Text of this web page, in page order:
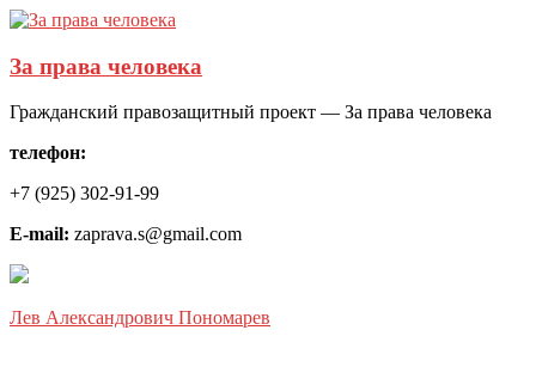
За права человека
Гражданский правозащитный проект — За права человека
телефон:
+7 (925) 302-91-99
E-mail: zaprava.s@gmail.com
Лев Александрович Пономарев